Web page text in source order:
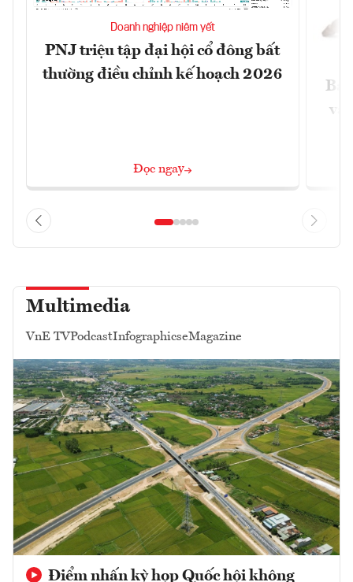
Doanh nghiệp niêm yết
PNJ triệu tập đại hội cổ đông bất
thường điều chỉnh kế hoạch 2026
Đọc ngay
và
Multimedia
VnE TVPodcastInfographicseMagazine
Điểm nhấn kỳ họp Quốc hội không